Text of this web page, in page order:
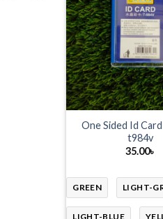
One Sided Id
t984v
35.00৳
GREEN LIGHT-
LIGHT-BLUE